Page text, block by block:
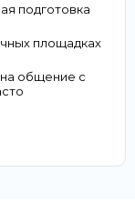
подготовка
площадках
общение с